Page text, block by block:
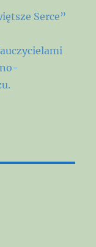
Serce”